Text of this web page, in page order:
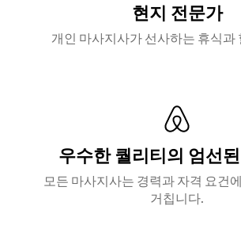
현지 전문가
개인 마사지사가 선사하는 휴식과
우수한 퀄리티의 엄선
모든 마사지사는 경력과 자격 요건
거칩니다.